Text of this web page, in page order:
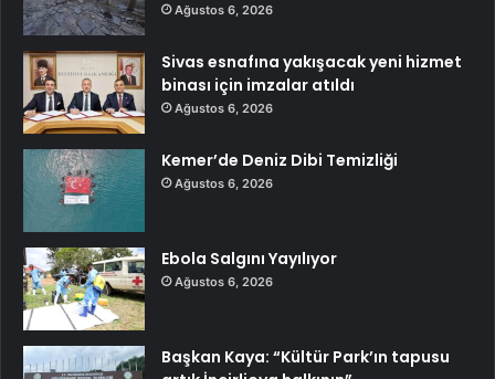
Ağustos 6, 2026
Sivas esnafına yakışacak yeni hizmet
binası için imzalar atıldı
Ağustos 6, 2026
Kemer’de Deniz Dibi Temizliği
Ağustos 6, 2026
Ebola Salgını Yayılıyor
Ağustos 6, 2026
Başkan Kaya: “Kültür Park’ın tapusu